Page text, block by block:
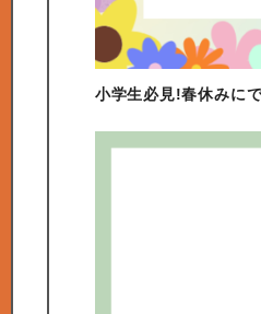
小学生必見!春休みに